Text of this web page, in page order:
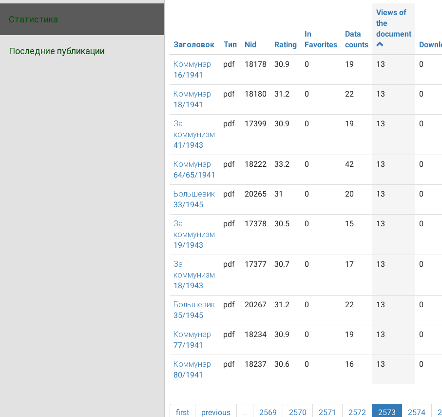
Статистика
Последние публикации
Заголовок Тип Nid Rating
In
Favorites
Data
counts
Views of
the
document
Коммунар
16/1941
pdf 18178 30.9 0 19 13 0
Коммунар
18/1941
pdf 18180 31.2 0 22 13 0
За
коммунизм
41/1943
pdf 17399 30.9 0 19 13 0
Коммунар
64/65/1941
pdf 18222 33.2 0 42 13 0
Большевик
33/1945
pdf 20265 31 0 20 13 0
За
коммунизм
19/1943
pdf 17378 30.5 0 15 13 0
За
коммунизм
18/1943
pdf 17377 30.7 0 17 13 0
Большевик
35/1945
pdf 20267 31.2 0 22 13 0
Коммунар
77/1941
pdf 18234 30.9 0 19 13 0
Коммунар
80/1941
pdf 18237 30.6 0 16 13 0
first previous … 2569 2570 2571 2572 2573 2574